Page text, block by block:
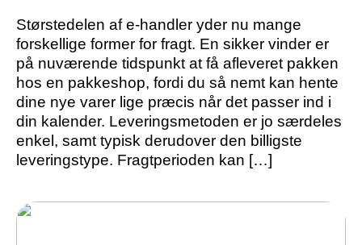
Størstedelen af e-handler yder nu mange
forskellige former for fragt. En sikker vinder er
på nuværende tidspunkt at få afleveret pakken
hos en pakkeshop, fordi du så nemt kan hente
dine nye varer lige præcis når det passer ind i
din kalender. Leveringsmetoden er jo særdeles
enkel, samt typisk derudover den billigste
leveringstype. Fragtperioden kan […]